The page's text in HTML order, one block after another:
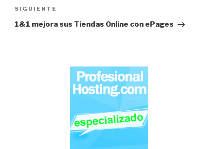
Siguiente
entrada
SIGUIENTE
1&1 mejora sus Tiendas Online con ePages